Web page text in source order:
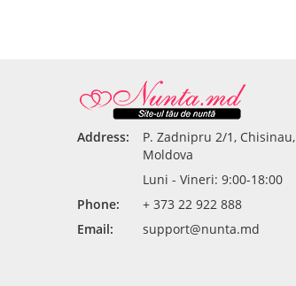
Address:
P. Zadnipru 2/1, Chisinau,
Moldova
Luni - Vineri: 9:00-18:00
Phone:
+ 373 22 922 888
Email:
support@nunta.md